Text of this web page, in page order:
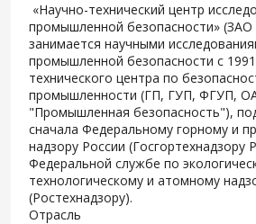
«Научно-технический центр
промышленной безопасности»
занимается научными
промышленной безопасности с
технического центра по
промышленности (ГП, ГУП, ФГУП,
"Промышленная безопасность"),
сначала Федеральному горному и
надзору России (Госгортехнадзору
Федеральной службе по
технологическому и атомному
(Ростехнадзору).
Отрасль